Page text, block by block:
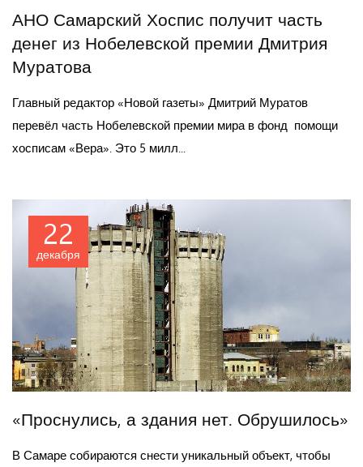
АНО Самарский Хоспис получит часть
денег из Нобелевской премии Дмитрия
Муратова
Главный редактор «Новой газеты» Дмитрий Муратов
перевёл часть Нобелевской премии мира в фонд помощи
хосписам «Вера». Это 5 милл...
22
декабря
«Проснулись, а здания нет. Обрушилось»
В Самаре собираются снести уникальный объект, чтобы